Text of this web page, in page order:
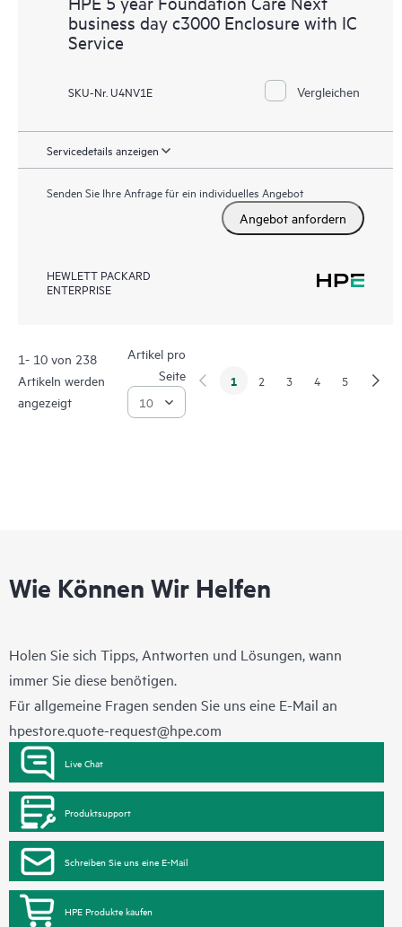
business day c3000 Enclosure with IC
Service
SKU-Nr. U4NV1E Vergleichen
Servicedetails anzeigen
Senden Sie Ihre Anfrage für ein individuelles Angebot
Angebot anfordern
HEWLETT PACKARD
ENTERPRISE
1- 10 von 238
Artikeln werden
angezeigt
Artikel pro
Seite
1 2 3 4 5
Wie Können Wir Helfen
Holen Sie sich Tipps, Antworten und Lösungen, wann
immer Sie diese benötigen.
Für allgemeine Fragen senden Sie uns eine E-Mail an
hpestore.quote-request@hpe.com
Live Chat
Produktsupport
Schreiben Sie uns eine E-Mail
HPE Produkte kaufen